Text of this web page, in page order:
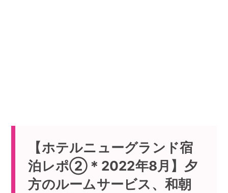
【ホテルニューグランド宿
泊レポ②＊2022年8月】夕
方のルームサービス、和朝